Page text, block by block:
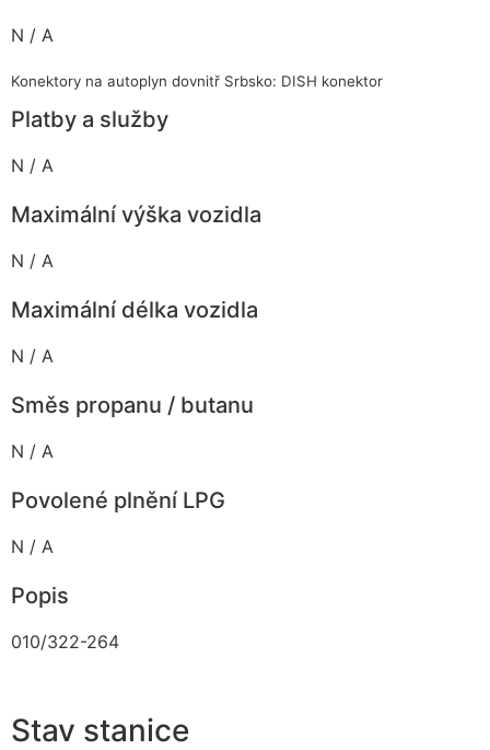
N / A
Konektory na autoplyn dovnitř Srbsko: DISH konektor
Platby a služby
N / A
Maximální výška vozidla
N / A
Maximální délka vozidla
N / A
Směs propanu / butanu
N / A
Povolené plnění LPG
N / A
Popis
010/322-264
Stav stanice